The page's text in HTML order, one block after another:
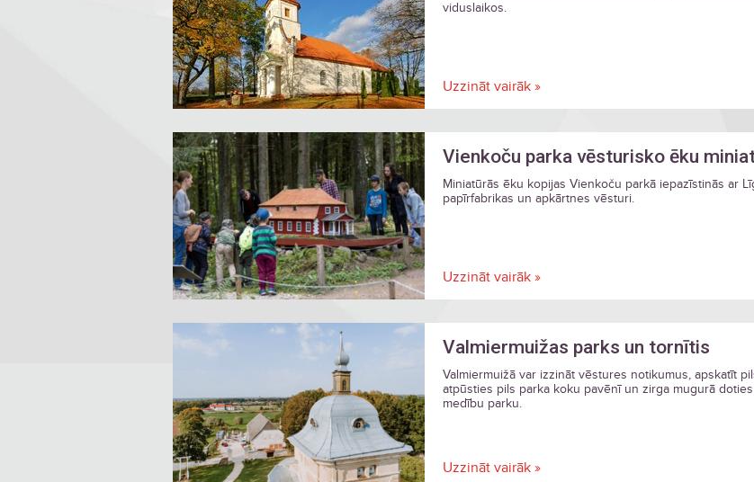
viduslaikos.
Uzzināt vairāk »
Vienkoču parka vēsturisko ēku
Miniatūrās ēku kopijas Vienkoču parkā iepazīstinās ar
papīrfabrikas un apkārtnes vēsturi.
Uzzināt vairāk »
Valmiermuižas parks un tornītis
Valmiermuižā var izzināt vēstures notikumus, apskatīt
atpūsties pils parka koku pavēnī un zirga mugurā
medību parku.
Uzzināt vairāk »